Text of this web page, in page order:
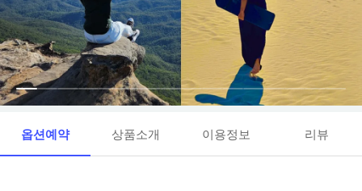
옵션예약 상품소개 이용정보 리뷰